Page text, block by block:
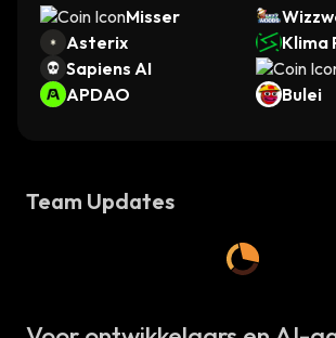
Misser
Asterix
Klima
M
Sapiens AI
APDAO
Bulei
Team Updates